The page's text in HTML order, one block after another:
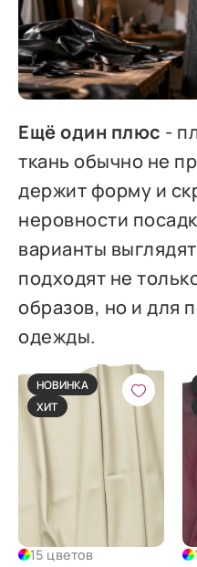
Ещё один плюс -
ткань обычно не
держит форму и
неровности
варианты
подходят не
образов, но и для
одежды.
НОВИНКА
ХИТ
15 цветов